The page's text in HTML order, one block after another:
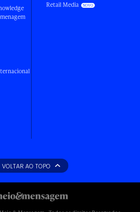
Retail Media
VOLTAR AO TOPO